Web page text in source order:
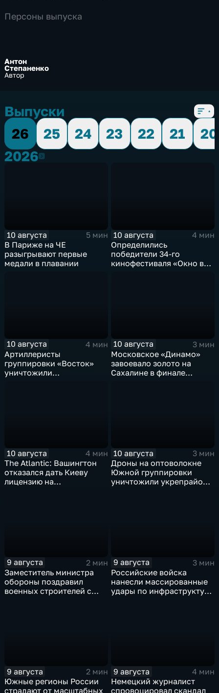
Персоны выпуска
Антон
Степаненко
Автор
Выпуски
26
25 24 23 22 21
20
20262026
10 августа
5 мин
В Париже на ЧЕ
разыгрывают первые
медали в плавании
10 августа
4 мин
Определились
победители 34-го
кинофестиваля «Окно в
10 августа
4 мин
Артиллеристы
группировки «Восток»
уничтожили
10 августа
3 мин
Московское «Динамо»
завоевало золото на
Сахалине в финале
10 августа
4 мин
The Atlantic: Вашингтон
отказался дать Киеву
лицензию на
10 августа
3 мин
Дроны на оптоволокне
Южной группировки
уничтожили укрепрайон
9 августа
2 мин
Заместитель министра
обороны поздравил
военных строителей с
9 августа
3 мин
Российские войска
нанесли массированные
удары по инфраструктуре
9 августа
2 мин
Южные регионы России
страдают от масштабных
9 августа
4 мин
Немецкий журналист
спровоцировал скандал